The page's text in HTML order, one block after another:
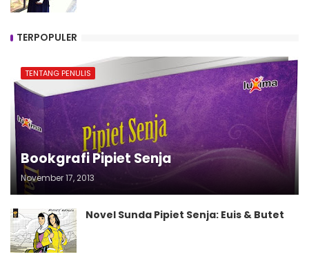
TERPOPULER
TENTANG PENULIS
Bookgrafi Pipiet Senja
November 17, 2013
Novel Sunda Pipiet Senja: Euis & Butet